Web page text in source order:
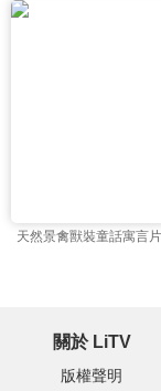
天然景禽獸裝童話寓言片
關於 LiTV
版權聲明